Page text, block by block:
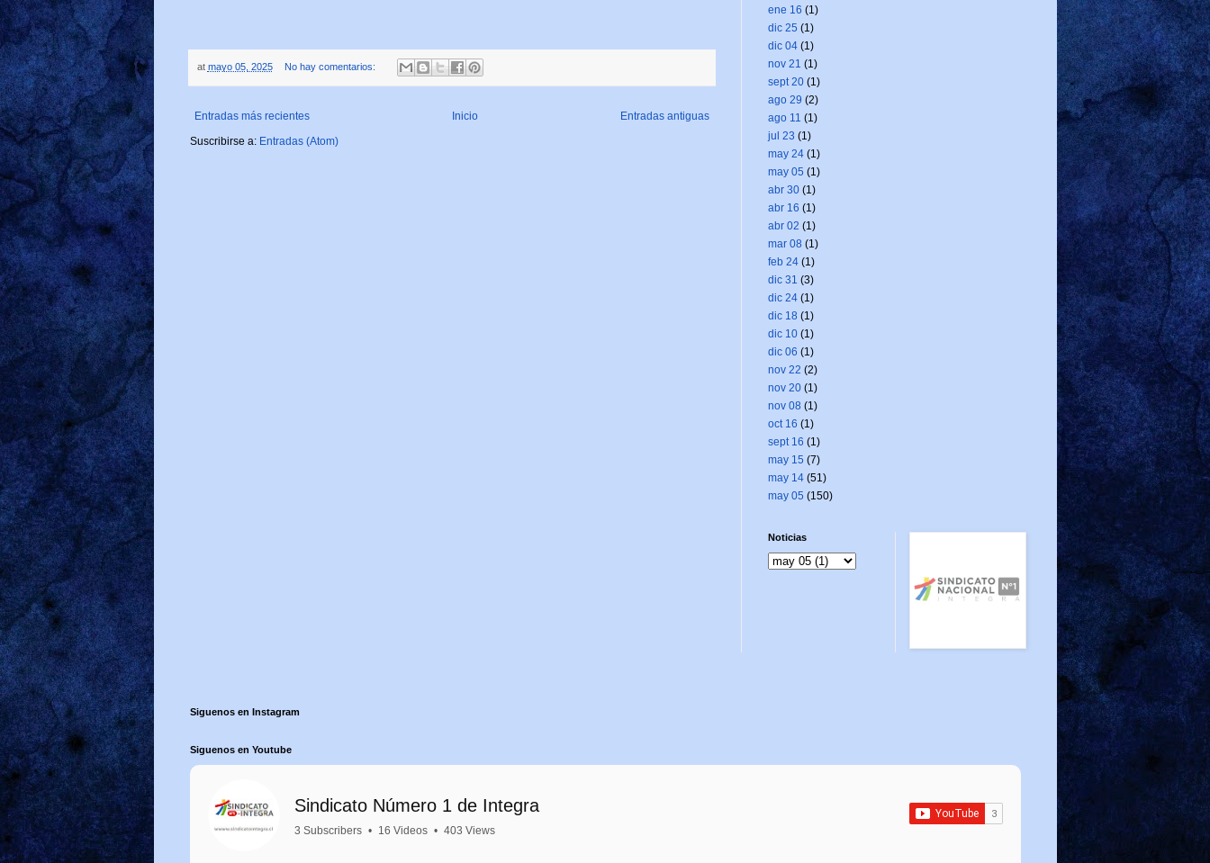
at mayo 05, 2025 No hay comentarios:
Entradas más recientes Entradas antiguas
Inicio
Suscribirse a: Entradas (Atom)
ene 16 (1)
dic 25 (1)
dic 04(1)
nov 21 (1)
sept 20(1)
ago 29 (2)
ago 11 (1)
jul 23 (1)
may 24(1)
may 05 (1)
abr 30(1)
abr 16 (1)
abr 02 (1)
mar 08 (1)
feb 24(1)
dic 31 (3)
dic 24(1)
dic 18 (1)
dic 10(1)
dic 06 (1)
nov 22 (2)
nov 20(1)
nov 08 (1)
oct 16 (1)
sept 16 (1)
may 15 (7)
may 14(51)
may 05 (150)
Noticias
Siguenos en Instagram
Siguenos en Youtube
Sindicato Número 1 de Integra
3 Subscribers • 16 Videos • 403 Views